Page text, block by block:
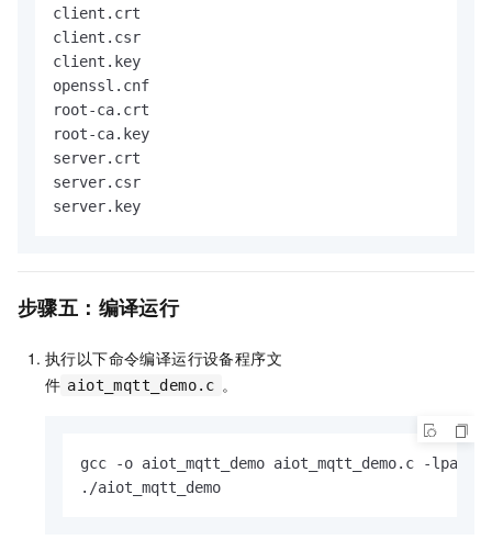
client.crt
client.csr
client.key
openssl.cnf
root-ca.crt
root-ca.key
server.crt
server.csr
server.key
步骤五：编译运行
执行以下命令编译运行设备程序文
件 aiot_mqtt_demo.c 。
gcc -o aiot_mqtt_demo aiot_mqtt_demo.c -lpaho-
./aiot_mqtt_demo